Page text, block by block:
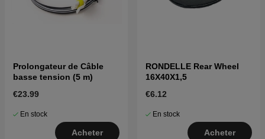
Prolongateur de Câble
basse tension (5 m)
€23.99
En stock
Acheter
RONDELLE Rear Wheel
16X40X1,5
€6.12
En stock
Acheter